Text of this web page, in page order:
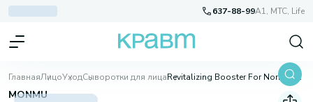
637-88-99A1, МТС, Life
ГлавнаяЛицоУходСыворотки для лица Revitalizing Booster For Normal & Dry Skin
MONMU